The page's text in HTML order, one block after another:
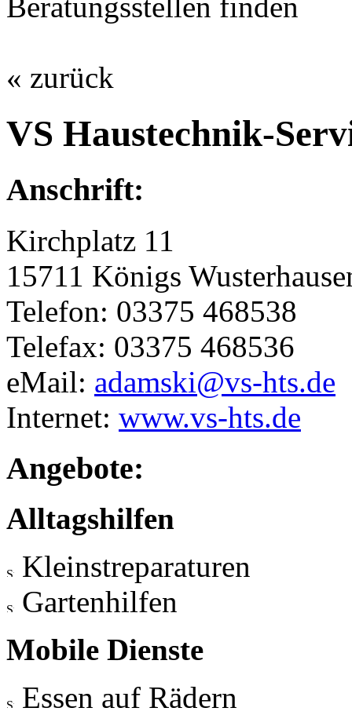
Beratungsstellen finden
« zurück
VS Haustechnik-
Anschrift:
Kirchplatz 11
15711 Königs
Telefon: 03375 468538
Telefax: 03375 468536
eMail: adamski@vs-hts.de
Internet: www.vs-hts.de
Angebote:
Alltagshilfen
Kleinstreparaturen
Gartenhilfen
Mobile Dienste
Essen auf Rädern